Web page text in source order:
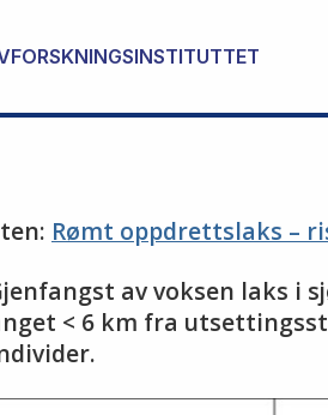
Rømt oppdrettslaks –
av vok­sen laks i
< 6 km fra